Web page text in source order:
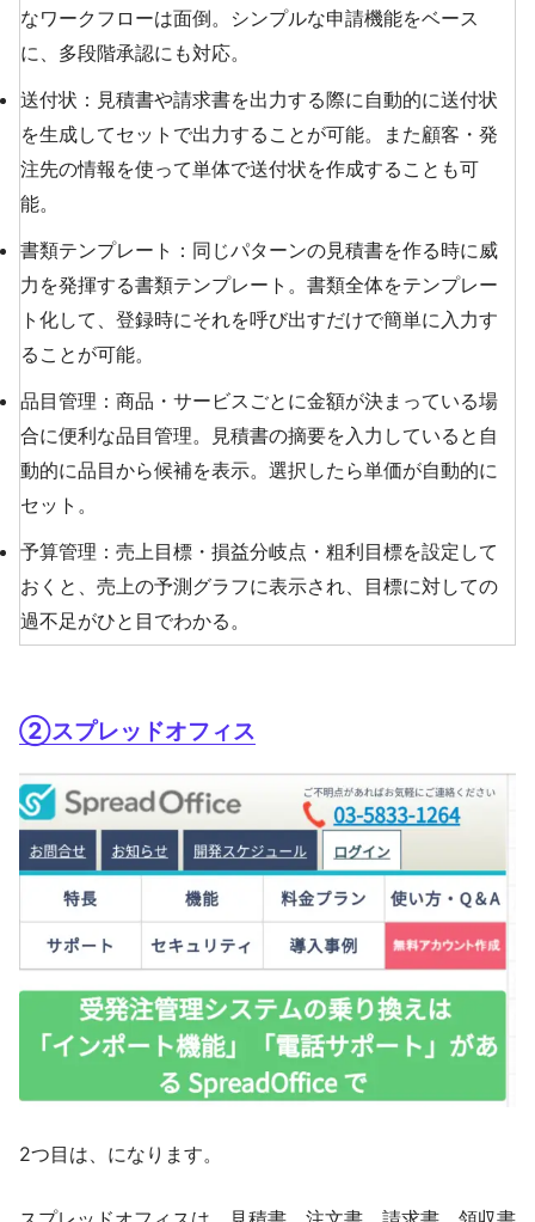
なワークフローは面倒。シンプルな申請機能をベース
に、多段階承認にも対応。
送付状：見積書や請求書を出力する際に自動的に送付状
を生成してセットで出力することが可能。また顧客・発
注先の情報を使って単体で送付状を作成することも可
能。
書類テンプレート：同じパターンの見積書を作る時に威
力を発揮する書類テンプレート。書類全体をテンプレー
ト化して、登録時にそれを呼び出すだけで簡単に入力す
ることが可能。
品目管理：商品・サービスごとに金額が決まっている場
合に便利な品目管理。見積書の摘要を入力していると自
動的に品目から候補を表示。選択したら単価が自動的に
セット。
予算管理：売上目標・損益分岐点・粗利目標を設定して
おくと、売上の予測グラフに表示され、目標に対しての
過不足がひと目でわかる。
②スプレッドオフィス
2つ目は、になります。